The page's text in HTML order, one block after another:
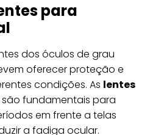
para
dos óculos de grau
oferecer proteção e
condições. As lentes
são fundamentais para
em frente a telas
a fadiga ocular.